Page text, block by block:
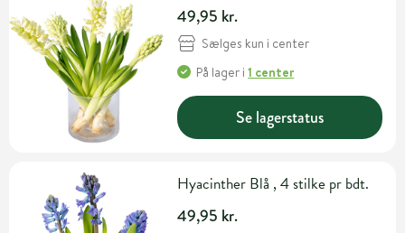
49,95 kr.
Sælges kun i center
På lager i1 center
Se lagerstatus
Hyacinther Blå , 4 stilke pr bdt.
49,95 kr.